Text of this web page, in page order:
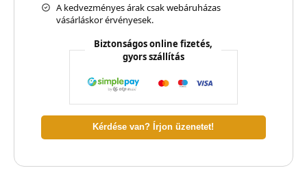
A kedvezményes árak csak webáruházas
vásárláskor érvényesek.
Biztonságos online fizetés,
gyors szállítás
Kérdése van? Írjon üzenetet!